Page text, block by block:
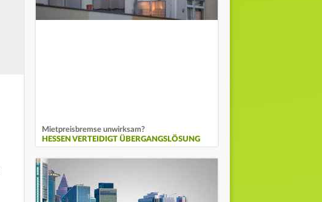
Mietpreisbremse unwirksam?
HESSEN VERTEIDIGT ÜBERGANGSLÖSUNG